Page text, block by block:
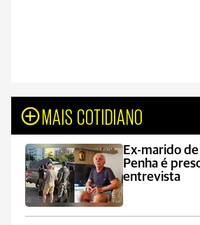
MAIS COTIDIANO
Ex-marido
Penha é
entrevista